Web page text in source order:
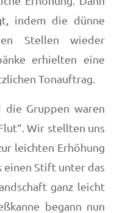
indem die dünne
Stellen wieder
erhielten eine
Tonauftrag.
die Gruppen waren
Wir stellten uns
leichten Erhöhung
einen Stift unter das
ganz leicht
begann nun